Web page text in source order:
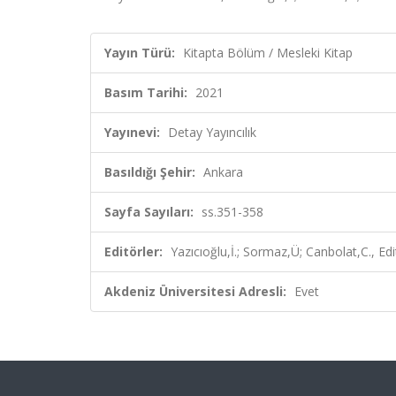
Yayın Türü: Kitapta Bölüm / Mesleki Kitap
Basım Tarihi: 2021
Yayınevi: Detay Yayıncılık
Basıldığı Şehir: Ankara
Sayfa Sayıları: ss.351-358
Editörler: Yazıcıoğlu,İ.; Sormaz,Ü; Canbolat,C.,
Akdeniz Üniversitesi Adresli: Evet